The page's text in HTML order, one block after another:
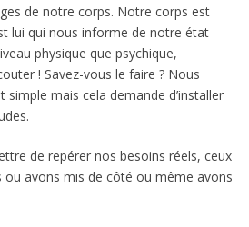
de notre corps. Notre corps est
lui qui nous informe de notre état
physique que psychique,
! Savez-vous le faire ? Nous
simple mais cela demande d’installer
de repérer nos besoins réels, ceux
ou avons mis de côté ou même avons